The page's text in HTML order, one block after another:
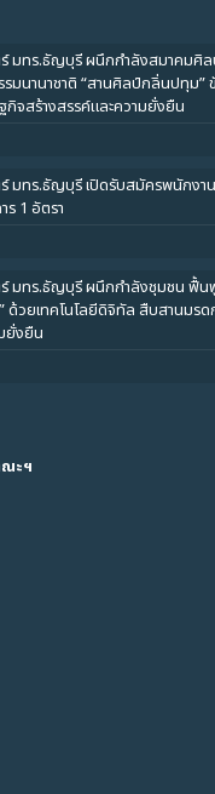
มทร.ธัญบุรี ผนึกกำลังสมาคมศิล
มนานาชาติ “สานศิลป์กลิ่นปทุม”
จสร้างสรรค์และความยั่งยืน
มทร.ธัญบุรี เปิดรับสมัครพนักงาน
ร 1 อัตรา
มทร.ธัญบุรี ผนึกกำลังชุมชน ฟื้น
ด้วยเทคโนโลยีดิจิทัล สืบสานมรด
ยั่งยืน
ะฯ